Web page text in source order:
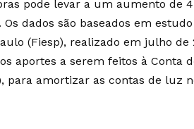
pode levar a um aumento de
dados são baseados em
(Fiesp), realizado em julho de
aportes a serem feitos à Conta
para amortizar as contas de luz